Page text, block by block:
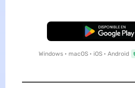
Descarga Gratuita
Windows • macOS • iOS • Android